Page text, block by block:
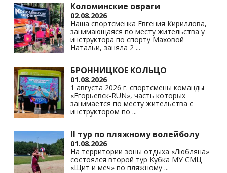
Коломинские овраги
02.08.2026
Наша спортсменка Евгения Кириллова,
занимающаяся по месту жительства у
инструктора по спорту Маховой
Натальи, заняла 2 ...
БРОННИЦКОЕ КОЛЬЦО
01.08.2026
1 августа 2026 г. спортсмены команды
«Егорьевск-RUN», часть которых
занимается по месту жительства с
инструктором по ...
II тур по пляжному волейболу
01.08.2026
На территории зоны отдыха «Любляна»
состоялся второй тур Кубка МУ СМЦ
«Щит и меч» по пляжному ...